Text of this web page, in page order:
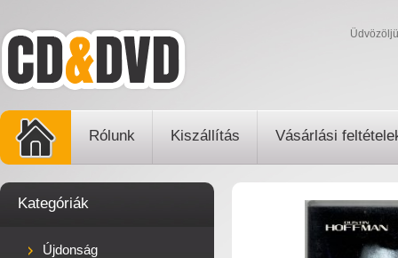
Rólunk Kiszállítás Vásárlási
Kategóriák
Újdonság